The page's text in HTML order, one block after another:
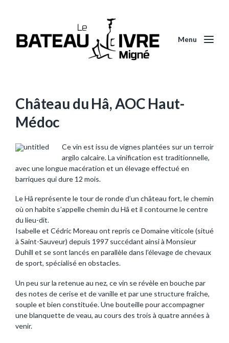
Menu
Château du Hâ, AOC Haut-
Médoc
Ce vin est issu de vignes plantées sur un terroir
argilo calcaire. La vinification est traditionnelle,
avec une longue macération et un élevage effectué en
barriques qui dure 12 mois.
Le Hâ représente le tour de ronde d’un château fort, le chemin
où on habite s’appelle chemin du Hâ et il contourne le centre
du lieu-dit.
Isabelle et Cédric Moreau ont repris ce Domaine viticole (situé
à Saint-Sauveur) depuis 1997 succédant ainsi à Monsieur
Duhill et se sont lancés en parallèle dans l’élevage de chevaux
de sport, spécialisé en obstacles.
Un peu sur la retenue au nez, ce vin se révèle en bouche par
des notes de cerise et de vanille et par une structure fraîche,
souple et bien constituée. Une bouteille pour accompagner
une blanquette de veau, au cours des trois à quatre années à
venir.